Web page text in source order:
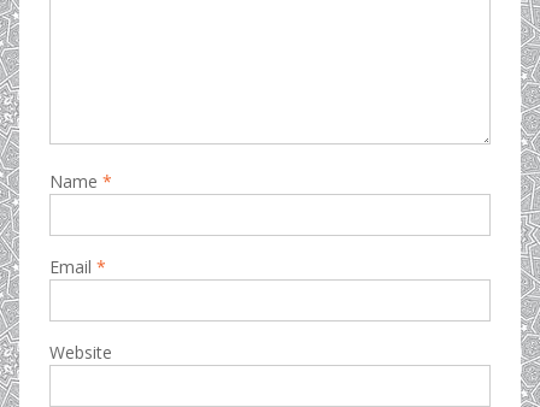
Name *
Email *
Website